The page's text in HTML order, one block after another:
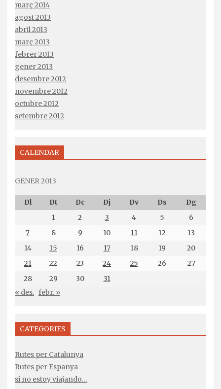
març 2014
agost 2013
abril 2013
març 2013
febrer 2013
gener 2013
desembre 2012
novembre 2012
octubre 2012
setembre 2012
CALENDAR
GENER 2013
Dl Dt Dc Dj Dv Ds
Dg
1
2 3 4 5
6
7
8 9 10 11 12
13
14
15 16 17 18 19
20
21
22 23 24 25 26
27
28
29 30
31
« des. febr. »
CATEGORIES
Rutes per Catalunya
Rutes per Espanya
si no estoy viajando…